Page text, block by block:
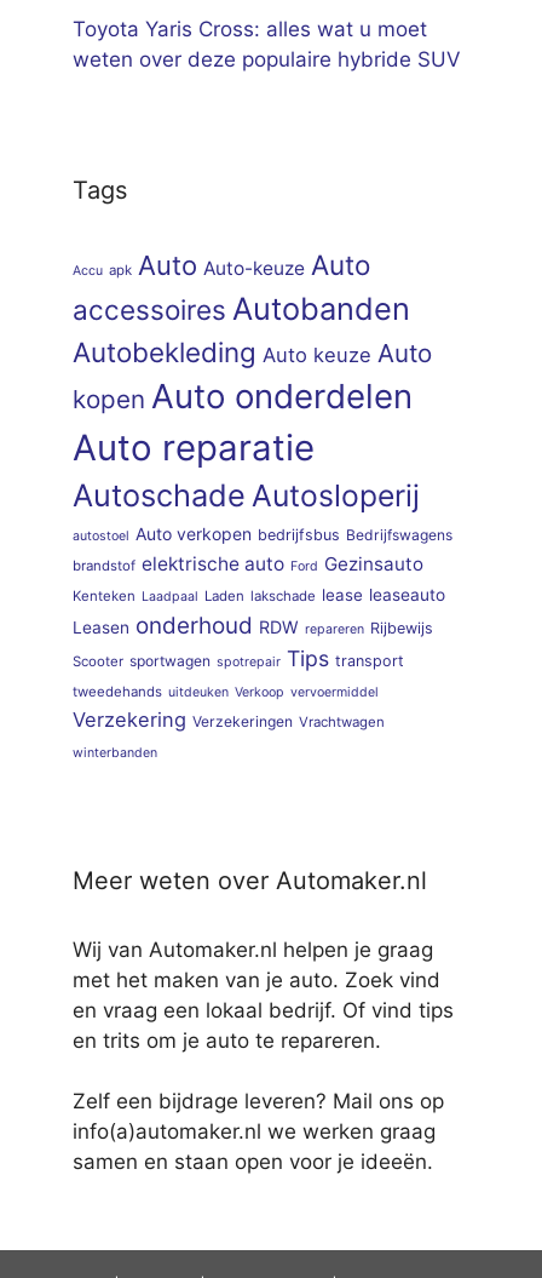
Toyota Yaris Cross: alles wat u moet
weten over deze populaire hybride SUV
Tags
Accu apk Auto Auto-keuze Auto
accessoires Autobanden
Autobekleding Auto keuze Auto
kopen Auto onderdelen
Auto reparatie
Autoschade Autosloperij
autostoel Auto verkopen bedrijfsbus Bedrijfswagens
brandstof elektrische auto Ford Gezinsauto
Kenteken Laadpaal Laden lakschade lease leaseauto
Leasen onderhoud RDW repareren Rijbewijs
Scooter sportwagen spotrepair Tips transport
tweedehands uitdeuken Verkoop vervoermiddel
Verzekering Verzekeringen Vrachtwagen
winterbanden
Meer weten over Automaker.nl
Wij van Automaker.nl helpen je graag
met het maken van je auto. Zoek vind
en vraag een lokaal bedrijf. Of vind tips
en trits om je auto te repareren.
Zelf een bijdrage leveren? Mail ons op
info(a)automaker.nl we werken graag
samen en staan open voor je ideeën.